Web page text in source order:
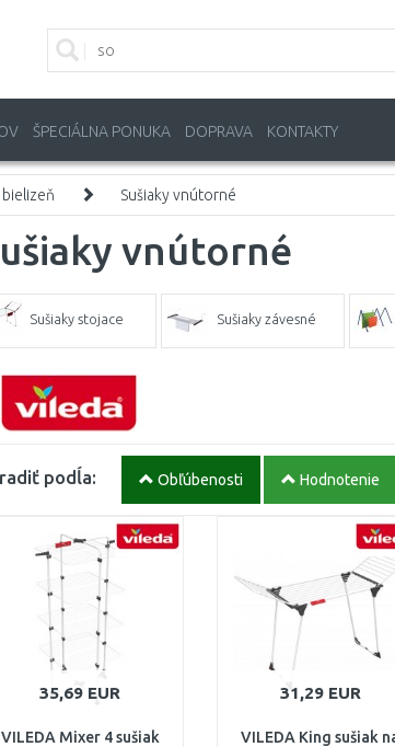
ŠPECIÁLNA PONUKA DOPRAVA KONTAKTY
bielizeň Sušiaky vnútorné
vnútorné
Sušiaky stojace Sušiaky závesné
podĺa: Obľúbenosti Hodnotenie
35,69 EUR
VILEDA Mixer 4 sušiak
31,29 EUR
VILEDA King sušiak